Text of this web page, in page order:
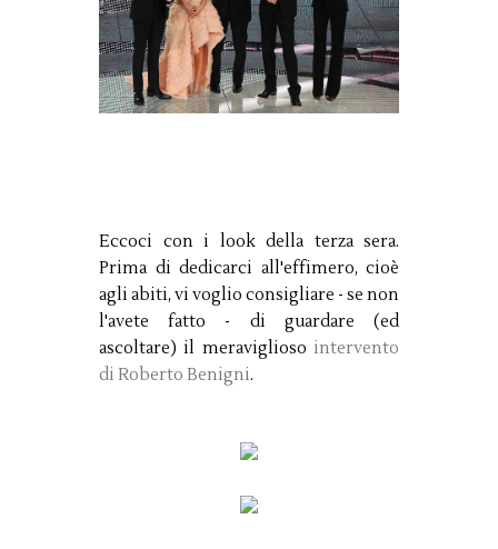
Eccoci con i look della terza sera.
Prima di dedicarci all'effimero, cioè
agli abiti, vi voglio consigliare - se non
l'avete fatto - di guardare (ed
ascoltare) il meraviglioso intervento
di Roberto Benigni.